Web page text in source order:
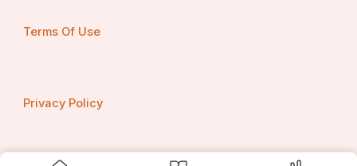
Terms Of Use
Privacy Policy